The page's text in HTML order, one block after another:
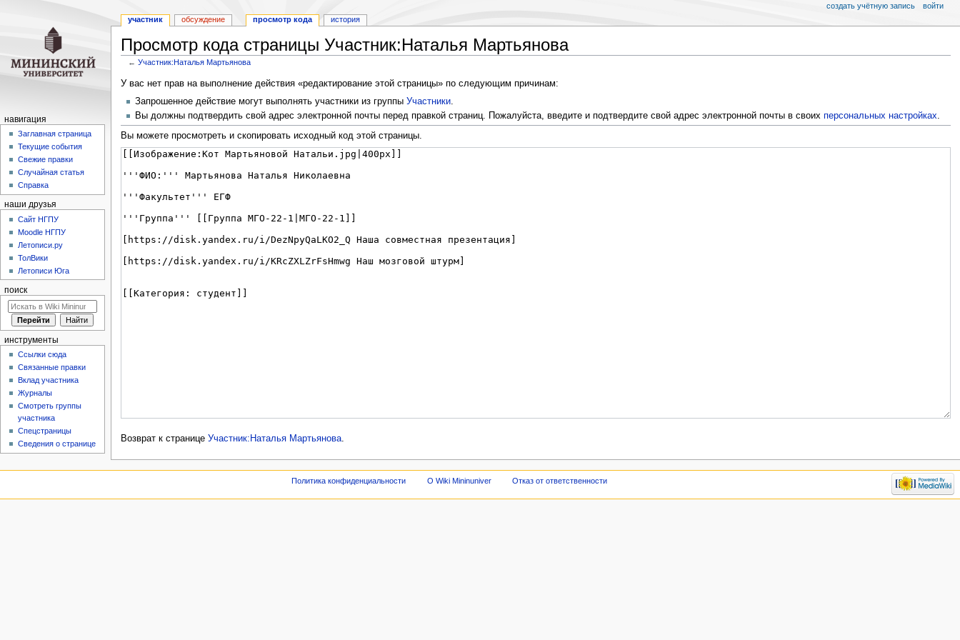
Просмотр кода страницы Участник:Наталья Мартьянова
←Участник:Наталья Мартьянова
Перейти
навигации
Перейти
поиску
У вас нет прав на выполнение действия «редактирование этой страницы» по следующим причинам:
Запрошенное действие могут выполнять участники из группы Участники.
Вы должны подтвердить свой адрес электронной почты перед правкой страниц. Пожалуйста, введите и подтвердите свой адрес электронной почты в своих персональных настройках.
Вы можете просмотреть и скопировать исходный код этой страницы.
Возврат к странице Участник:Наталья Мартьянова.
участник обсуждение просмотр кода история
создать учётную запись войти
навигация
Заглавная страница
Текущие события
Свежие правки
Случайная статья
Справка
наши друзья
Cайт НГПУ
Moodle НГПУ
Летописи.ру
ТолВики
Летописи Юга
поиск
инструменты
Ссылки сюда
Связанные правки
Вклад участника
Журналы
Смотреть группы
участника
Спецстраницы
Сведения о странице
Политика конфиденциальности О Wiki Mininuniver Отказ от ответственности